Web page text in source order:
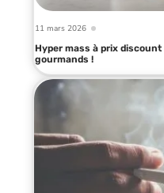
11 mars 2026
Hyper mass à prix discount
gourmands !